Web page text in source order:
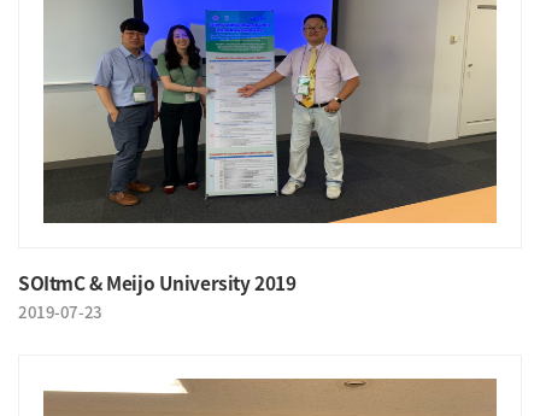
SOItmC & Meijo University 2019
2019-07-23